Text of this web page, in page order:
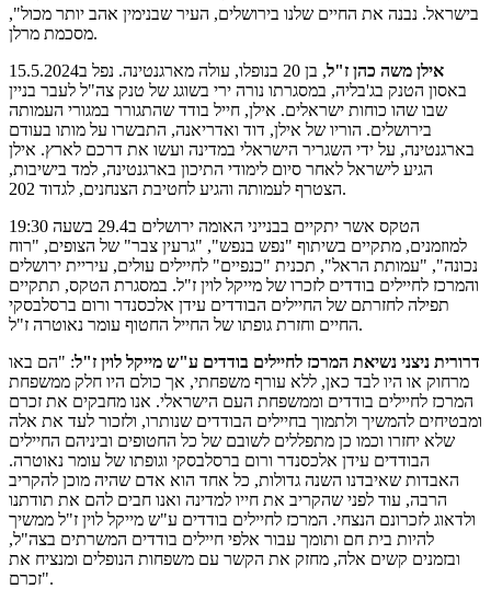
בישראל. נבנה את החיים שלנו בירושלים, העיר שבנימין אהב יותר מכול",
מסכמת מרלן.
אילן משה כהן ז"ל
, בן 20 בנופלו, עולה מארגנטינה. נפל ב15.5.2024
באסון הטנק בג'בליה, במסגרתו נורה ירי בשוגג של טנק צה"ל לעבר בניין
שבו שהו כוחות ישראלים. אילן, חייל בודד שהתגורר במגורי העמותה
בירושלים. הוריו של אילן, דוד ואדריאנה, התבשרו על מותו בעודם
בארגנטינה, על ידי השגריר הישראלי במדינה ועשו את דרכם לארץ. אילן
הגיע לישראל לאחר סיום לימודי התיכון בארגנטינה, למד בישיבות,
הצטרף לעמותה והגיע לחטיבת הצנחנים, לגדוד 202.
הטקס אשר יתקיים בבנייני האומה ירושלים ב29.4 בשעה 19:30
למוזמנים, מתקיים בשיתוף "נפש בנפש", "גרעין צבר" של הצופים, "רוח
נכונה", "עמותת הראל", תכנית "כנפיים" לחיילים עולים, עיריית ירושלים
והמרכז לחיילים בודדים לזכרו של מייקל לוין ז"ל. במסגרת הטקס, תתקיים
תפילה לחזרתם של החיילים הבודדים עידן אלכסנדר ורום ברסלבסקי
החיים וחזרת גופתו של החייל החטוף עומר נאוטרה ז"ל.
דרורית ניצני נשיאת המרכז לחיילים בודדים ע"ש מייקל לוין ז"ל: "הם באו
מרחוק או היו לבד כאן, ללא עורף משפחתי, אך כולם היו חלק ממשפחת
המרכז לחיילים בודדים וממשפחת העם הישראלי. אנו מחבקים את זכרם
ומבטיחים להמשיך ולתמוך בחיילים הבודדים שנותרו, ולזכור לעד את אלה
שלא יחזרו וכמו כן מתפללים לשובם של כל החטופים וביניהם החיילים
הבודדים עידן אלכסנדר ורום ברסלבסקי וגופתו של עומר נאוטרה.
האבדות שאיבדנו השנה גדולות, כל אחד הוא אדם שהיה מוכן להקריב
הרבה, עוד לפני שהקריב את חייו למדינה ואנו חבים להם את תודתנו
ולדאוג לזכרונם הנצחי. המרכז לחיילים בודדים ע"ש מייקל לוין ז"ל ממשיך
להיות בית חם ותומך עבור אלפי חיילים בודדים המשרתים בצה"ל,
ובזמנים קשים אלה, מחזק את הקשר עם משפחות הנופלים ומנציח את
זכרם".